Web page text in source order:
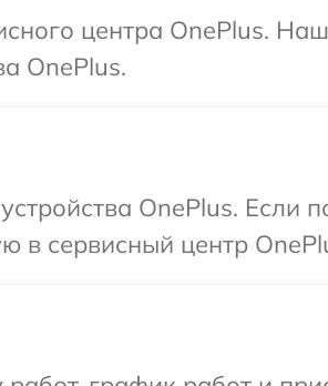
центра OnePlus.
OnePlus.
OnePlus. Если
в сервисный центр